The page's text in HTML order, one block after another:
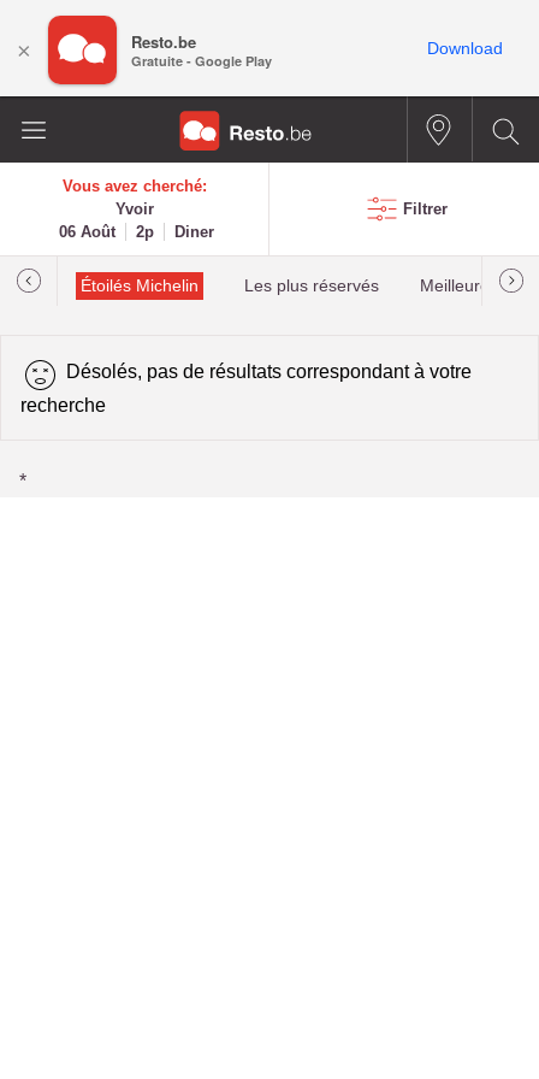
Vous avez cherché:
Yvoir
06 Août
2p Diner
Filtrer
Étoilés Michelin Les plus réservés Meilleures
Désolés, pas de résultats correspondant à votre
recherche
*
× Resto.be
Gratuite - Google Play
Download